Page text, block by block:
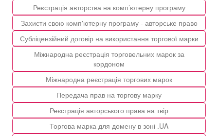
Реєстрація авторства на комп’ютерну програму
Захисти свою комп'ютерну програму - авторське право
Субліцензійний договір на використання торгової марки
Міжнародна реєстрація торговельних марок за
кордоном
Міжнародна реєстрація торгових марок
Передача прав на торгову марку
Реєстрація авторського права на твір
Торгова марка для домену в зоні .UA